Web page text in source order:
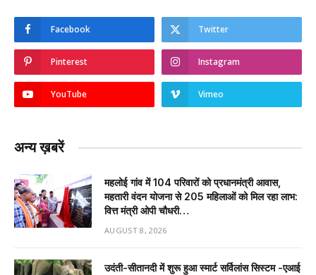
Facebook Twitter
Pinterest Instagram
YouTube Vimeo
अन्य ख़बरें
महलोई गांव में 104 परिवारों को प्रधानमंत्री आवास,
महतारी वंदन योजना से 205 महिलाओं को मिल रहा लाभ:
वित्त मंत्री ओपी चौधरी…
AUGUST 8, 2026
उदंती-सीतानदी में शुरू हुआ स्मार्ट सर्विलांस सिस्टम -एआई